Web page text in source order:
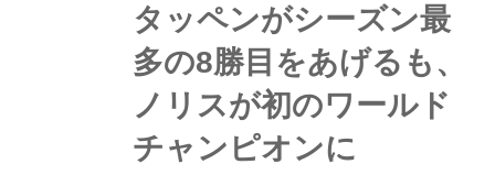
タッペンがシーズン最
多の8勝目をあげるも、
ノリスが初のワールド
チャンピオンに